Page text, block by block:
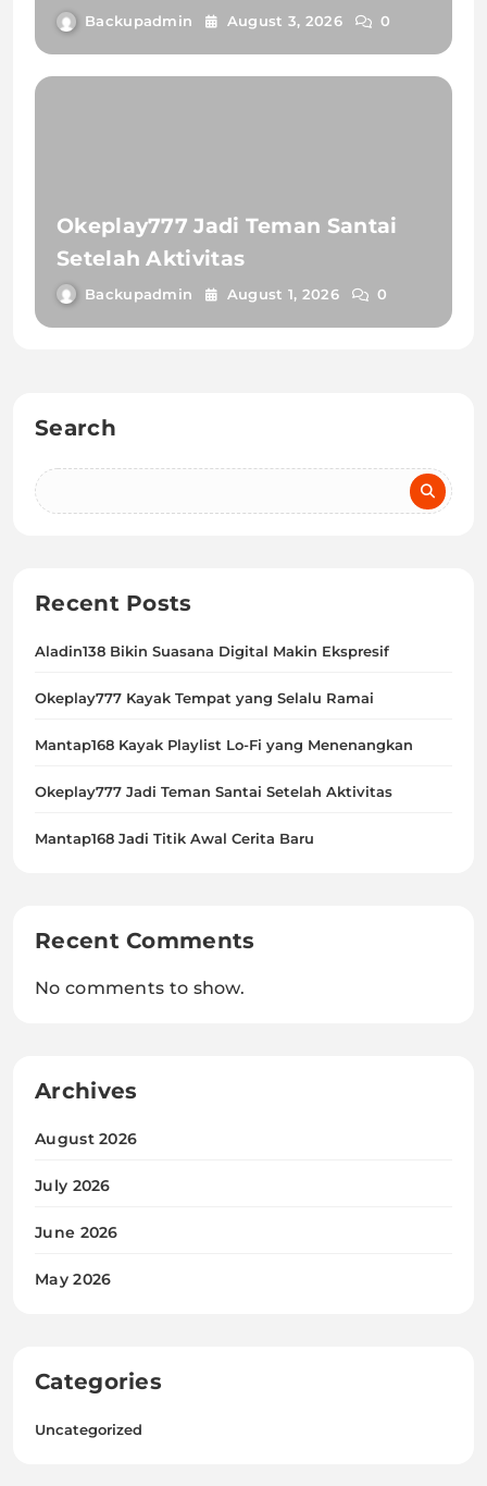
Backupadmin August 3, 2026 0
Okeplay777 Jadi Teman Santai
Setelah Aktivitas
Backupadmin August 1, 2026 0
Search
Recent Posts
Aladin138 Bikin Suasana Digital Makin Ekspresif
Okeplay777 Kayak Tempat yang Selalu Ramai
Mantap168 Kayak Playlist Lo-Fi yang Menenangkan
Okeplay777 Jadi Teman Santai Setelah Aktivitas
Mantap168 Jadi Titik Awal Cerita Baru
Recent Comments
No comments to show.
Archives
August 2026
July 2026
June 2026
May 2026
Categories
Uncategorized